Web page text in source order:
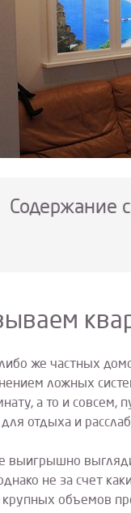
Содержание
же частных
ложных
а то и совсем,
отдыха и
выигрышно
не за счет
объемов